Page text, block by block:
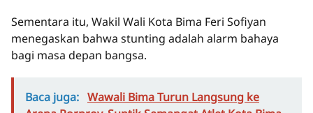
Sementara itu, Wakil Wali Kota Bima Feri Sofiyan
menegaskan bahwa stunting adalah alarm bahaya
bagi masa depan bangsa.
Baca juga: Wawali Bima Turun Langsung ke